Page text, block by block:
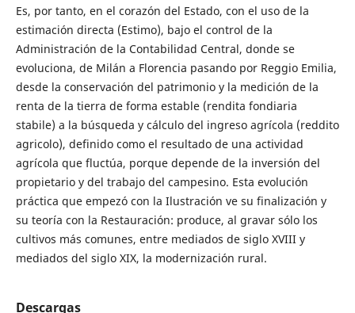
Es, por tanto, en el corazón del Estado, con el uso de la
estimación directa (Estimo), bajo el control de la
Administración de la Contabilidad Central, donde se
evoluciona, de Milán a Florencia pasando por Reggio Emilia,
desde la conservación del patrimonio y la medición de la
renta de la tierra de forma estable (rendita fondiaria
stabile) a la búsqueda y cálculo del ingreso agrícola (reddito
agricolo), definido como el resultado de una actividad
agrícola que fluctúa, porque depende de la inversión del
propietario y del trabajo del campesino. Esta evolución
práctica que empezó con la Ilustración ve su finalización y
su teoría con la Restauración: produce, al gravar sólo los
cultivos más comunes, entre mediados de siglo XVIII y
mediados del siglo XIX, la modernización rural.
Descargas